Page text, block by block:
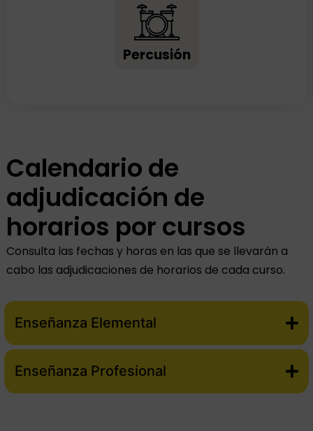
Percusión
Calendario de
adjudicación de
horarios por cursos
Consulta las fechas y horas en las que se llevarán a
cabo las adjudicaciones de horarios de cada curso.
Enseñanza Elemental
Enseñanza Profesional